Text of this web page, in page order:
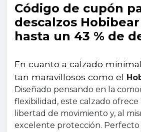
Código de cupón
descalzos
hasta un 43 % de
En cuanto a calzado
tan maravillosos como el
Diseñado pensando en la
flexibilidad, este calzado ofrece
libertad de movimiento y, al
excelente protección. Perfecto